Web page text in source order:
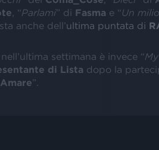
, “Parlami” di Fasma e “Un
anche dell’ultima puntata di
settimana è invece “
di Lista dopo la
Amare”.